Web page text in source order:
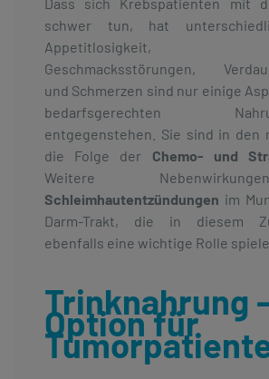
schwer tun, hat
Appetitlosigkeit,
Geschmacksstörungen,
und Schmerzen sind nur einige
bedarfsgerechten
entgegenstehen. Sie sind in den
die Folge der Chemo- und
Weitere
Schleimhautentzündungen im
Darm-Trakt, die in diesem
ebenfalls eine wichtige Rolle
Trinknahrung
Option für